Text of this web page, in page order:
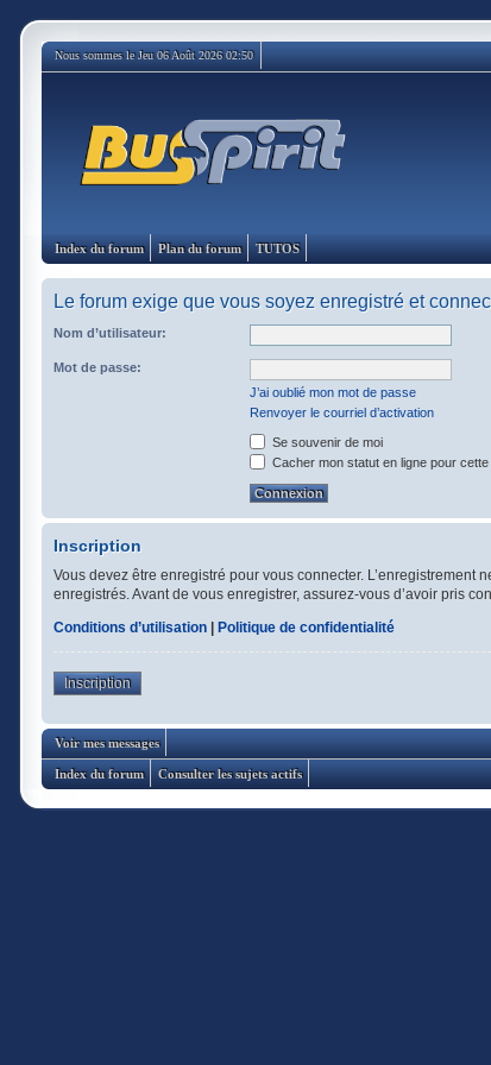
Nous sommes le Jeu 06 Août 2026 02:50
Index du forum Plan du forum TUTOS
Le forum exige que vous soyez enregistré et
Nom d’utilisateur:
Mot de passe:
J’ai oublié mon mot de passe
Renvoyer le courriel d’activation
Se souvenir de moi
Cacher mon statut en ligne pour
Inscription
Vous devez être enregistré pour vous connecter.
enregistrés. Avant de vous enregistrer, assurez-vous d’avoir pris
Conditions d’utilisation
Politique de confidentialité
Inscription
Voir mes messages
Index du forum Consulter les sujets actifs